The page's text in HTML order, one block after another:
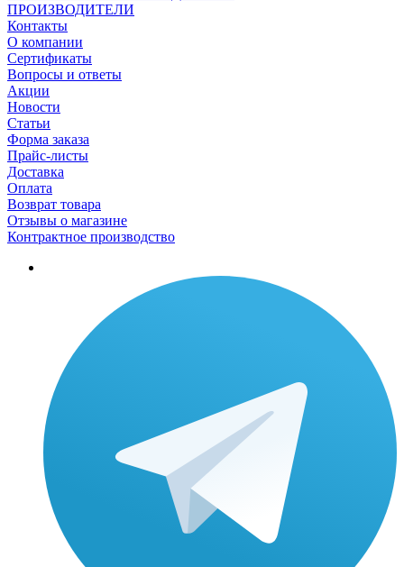
ПРОИЗВОДИТЕЛИ
Контакты
О компании
Сертификаты
Вопросы и ответы
Акции
Новости
Статьи
Форма заказа
Прайс-листы
Доставка
Оплата
Возврат товара
Отзывы о магазине
Контрактное производство